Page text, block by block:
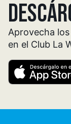
Aprovecha
en el Club La